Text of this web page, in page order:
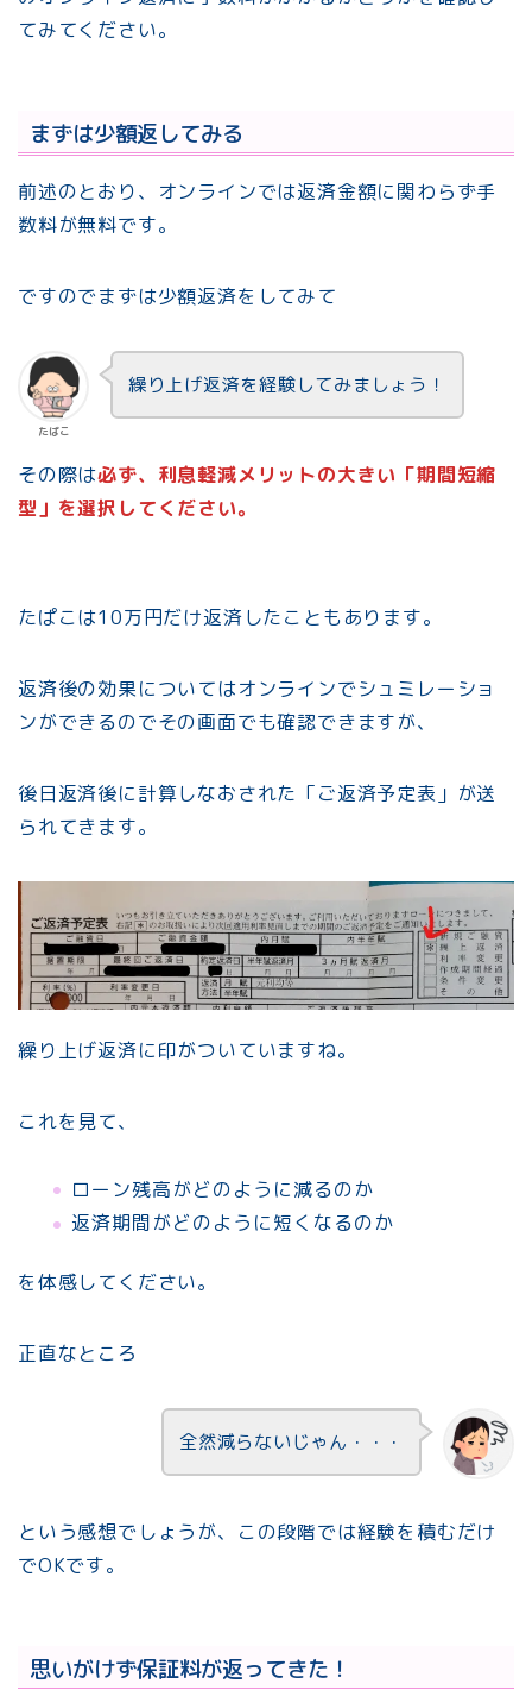
てみてください。
まずは少額返してみる
前述のとおり、オンラインでは返済金額に関わらず手
数料が無料です。
ですのでまずは少額返済をしてみて
たぱこ
繰り上げ返済を経験してみましょう！
その際は必ず、利息軽減メリットの大きい「期間短縮
型」を選択してください。
たぱこは10万円だけ返済したこともあります。
返済後の効果についてはオンラインでシュミレーショ
ンができるのでその画面でも確認できますが、
後日返済後に計算しなおされた「ご返済予定表」が送
られてきます。
繰り上げ返済に印がついていますね。
これを見て、
ローン残高がどのように減るのか
返済期間がどのように短くなるのか
を体感してください。
正直なところ
全然減らないじゃん・・・
という感想でしょうが、この段階では経験を積むだけ
でOKです。
思いがけず保証料が返ってきた！